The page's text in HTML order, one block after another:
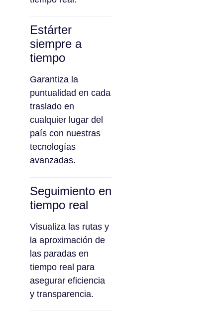
Estárter
siempre a
tiempo
Garantiza la
puntualidad en cada
traslado en
cualquier lugar del
país con nuestras
tecnologías
avanzadas.
Seguimiento en
tiempo real
Visualiza las rutas y
la aproximación de
las paradas en
tiempo real para
asegurar eficiencia
y transparencia.